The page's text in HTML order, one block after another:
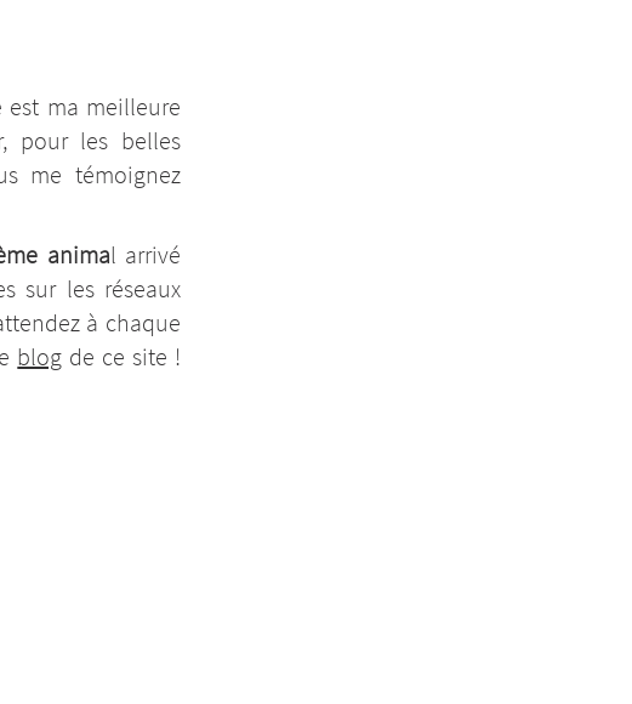
est ma meilleure
pour les belles
me témoignez
animal arrivé
sur les réseaux
à chaque
blog de ce site !